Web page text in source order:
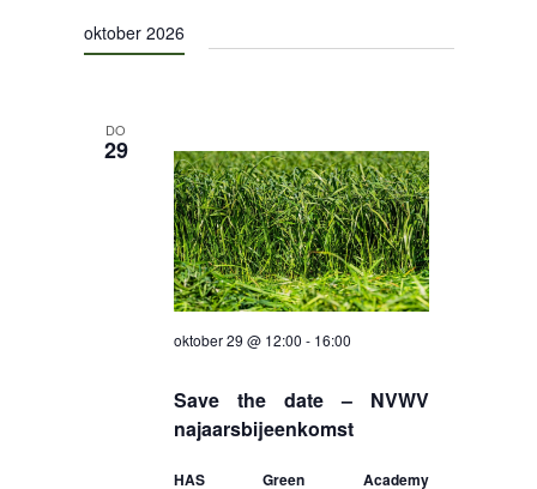
CONTACT
datum.
oktober 2026
DO
29
Save the date – NVWV
najaarsbijeenkomst
oktober 29 @ 12:00 - 16:00
HAS Green Academy